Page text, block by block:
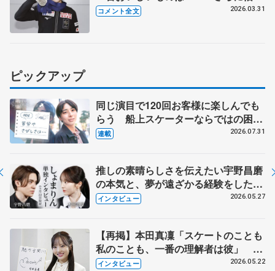
広げていけるように頑張りたい」【世
コメント全文 2026.03.31
ピックアップ
同じ演目で120回お客様に楽しんでも
らう 船上スケーターならではの困難
とは 影響あったPIW前キャプテン松
連載 2026.07.31
推しの素晴らしさを伝えたい宇野昌磨
の本気と、夢が遠ざかる経験をした本
田真凜の覚悟
インタビュー 2026.05.27
【再掲】本田真凜「スケートのことも
私のことも、一番の理解者は彼」 引
退時の単独インタビューで語った競技
インタビュー 2026.05.22